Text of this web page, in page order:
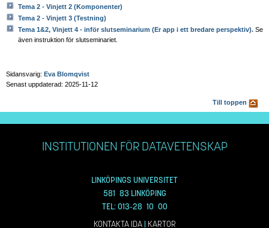
Tema 2 - Vinjett 2 (Komponenter)
Tema 2 - Vinjett 3 (Testning)
Tema 1&2, Vinjett 4 - inför slutseminarium (Er app i ett bredare perspektiv). Se
även instruktion för slutseminariet.
Sidansvarig: Eva Blomqvist
Senast uppdaterad: 2025-11-12
Till toppen
INSTITUTIONEN FÖR DATAVETENSKAP
LINKÖPINGS UNIVERSITET
581 83 LINKÖPING
TEL: 013-28 10 00
KONTAKTA IDA| KARTOR